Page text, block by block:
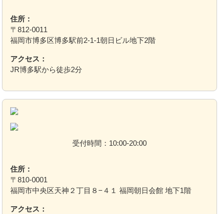
住所：
〒812-0011
福岡市博多区博多駅前2-1-1朝日ビル地下2階
アクセス：
JR博多駅から徒歩2分
受付時間：10:00-20:00
住所：
〒810-0001
福岡市中央区天神２丁目８−４１ 福岡朝日会館 地下1階
アクセス：